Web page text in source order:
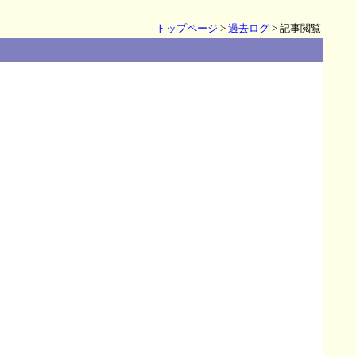
トップページ > 過去ログ> 記事閲覧